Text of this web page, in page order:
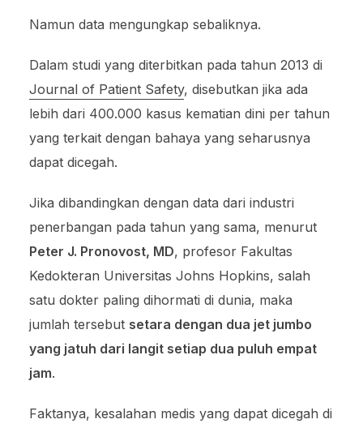
Namun data mengungkap sebaliknya.
Dalam studi yang diterbitkan pada tahun 2013 di
Journal of Patient Safety, disebutkan jika ada
lebih dari 400.000 kasus kematian dini per tahun
yang terkait dengan bahaya yang seharusnya
dapat dicegah.
Jika dibandingkan dengan data dari industri
penerbangan pada tahun yang sama, menurut
Peter J. Pronovost, MD, profesor Fakultas
Kedokteran Universitas Johns Hopkins, salah
satu dokter paling dihormati di dunia, maka
jumlah tersebut setara dengan dua jet jumbo
yang jatuh dari langit setiap dua puluh empat
jam.
Faktanya, kesalahan medis yang dapat dicegah di